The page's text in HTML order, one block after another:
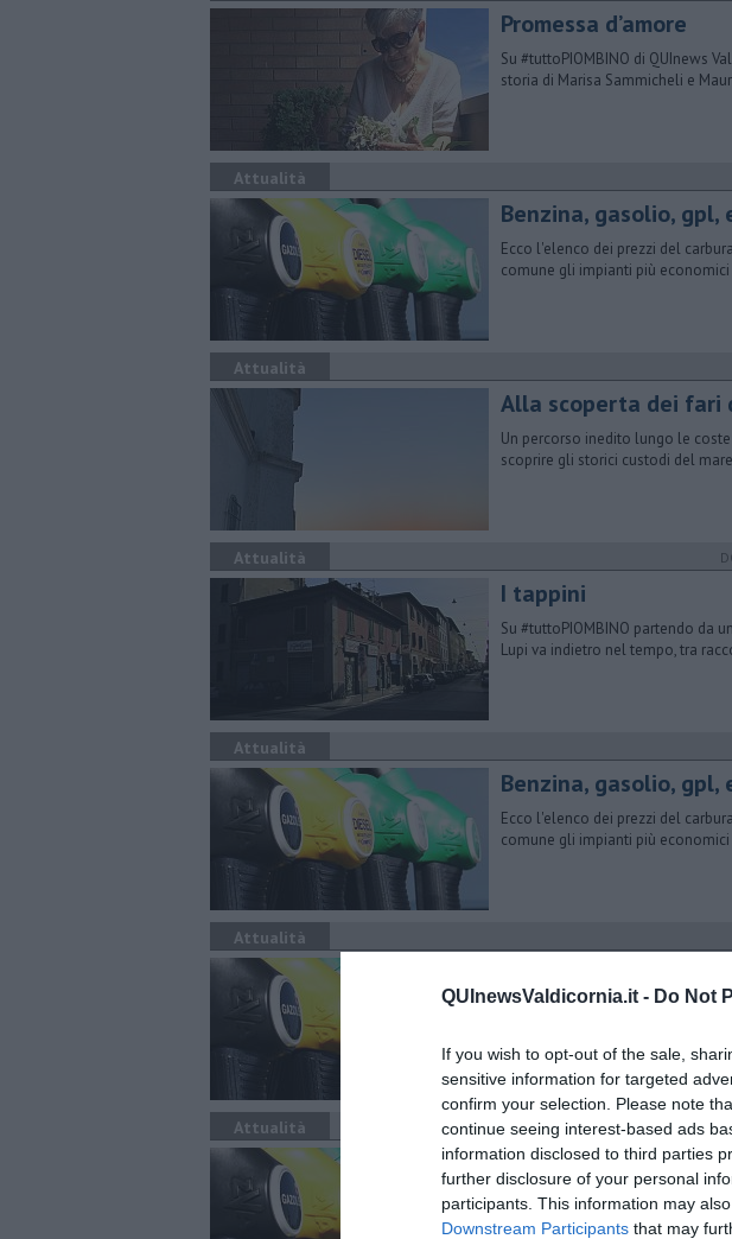
QUInewsValdicornia.it - Do Not
If you wish to opt-out of the sale,
sensitive information for targeted
confirm your selection. Please note
continue seeing interest-based ads
information disclosed to third parties
further disclosure of your personal
participants. This information may
Downstream Participants that may
Promessa d’amore
Su #tuttoPIOMBINO di QUInews
storia di Marisa Sammicheli e
Attualità
​Benzina, gasolio, gpl,
Ecco l'elenco dei prezzi del
comune gli impianti più
Attualità
Alla scoperta dei fari
Un percorso inedito lungo le
scoprire gli storici custodi del mare
Attualità
I tappini
Su #tuttoPIOMBINO partendo da
Lupi va indietro nel tempo, tra
Attualità
​Benzina, gasolio, gpl,
Ecco l'elenco dei prezzi del
comune gli impianti più
Attualità
Ecco l'elenco dei prezzi del
Attualità
​Benzina, gasolio, gpl,
Ecco l'elenco dei prezzi del
comune gli impianti più